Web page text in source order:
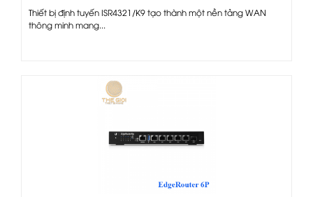
Thiết bị định tuyến ISR4321/K9 tạo thành một nền tảng WAN
thông minh mang...